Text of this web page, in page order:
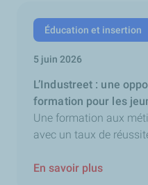
Éducation et insertion
5 juin 2026
L’Industreet : une
formation pour les
Une formation aux
avec un taux de
En savoir plus